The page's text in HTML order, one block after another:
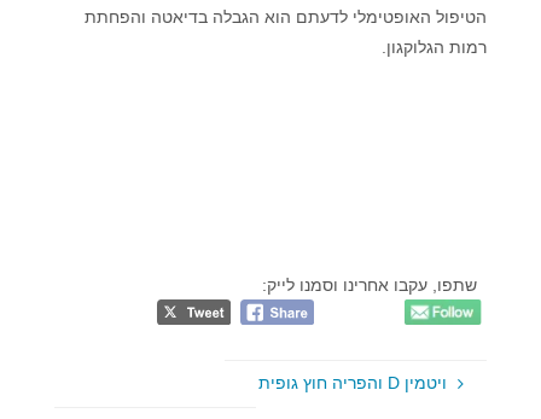
הטיפול האופטימלי לדעתם הוא הגבלה בדיאטה והפחתת
רמות הגלוקגון.
שתפו, עקבו אחרינו וסמנו לייק:
ויטמין D והפריה חוץ גופית